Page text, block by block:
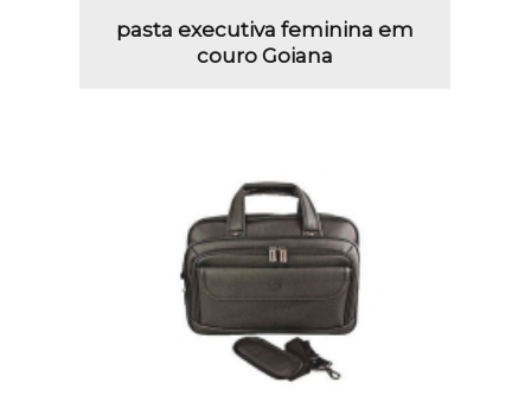
pasta executiva feminina em
couro Goiana